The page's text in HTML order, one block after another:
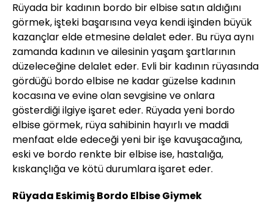
Rüyada bir kadının bordo bir elbise satın aldığını
görmek, işteki başarısına veya kendi işinden büyük
kazançlar elde etmesine delalet eder. Bu rüya aynı
zamanda kadının ve ailesinin yaşam şartlarının
düzeleceğine delalet eder. Evli bir kadının rüyasında
gördüğü bordo elbise ne kadar güzelse kadının
kocasına ve evine olan sevgisine ve onlara
gösterdiği ilgiye işaret eder. Rüyada yeni bordo
elbise görmek, rüya sahibinin hayırlı ve maddi
menfaat elde edeceği yeni bir işe kavuşacağına,
eski ve bordo renkte bir elbise ise, hastalığa,
kıskançlığa ve kötü durumlara işaret eder.
Rüyada Eskimiş Bordo Elbise Giymek